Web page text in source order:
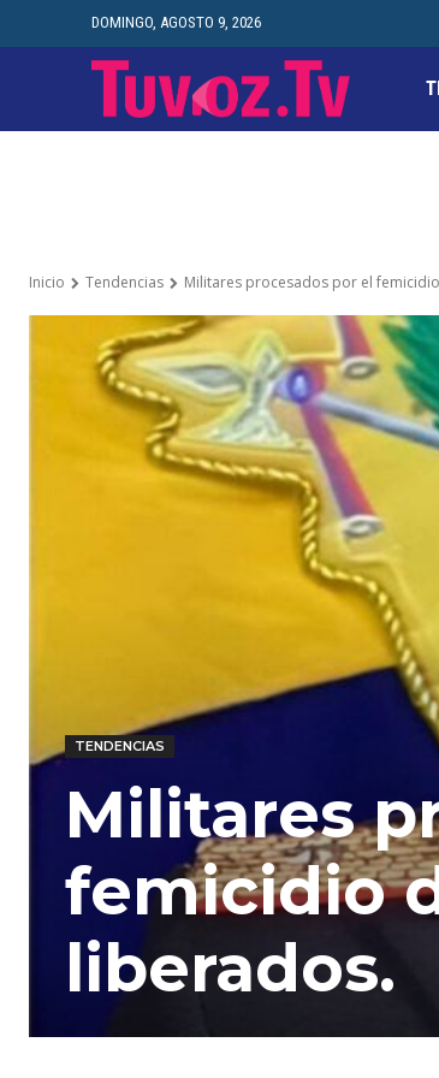
DOMINGO, AGOSTO 9, 2026
Inicio Tendencias Militares procesados por el
TENDENCIAS
Militares
femicidio
liberados.